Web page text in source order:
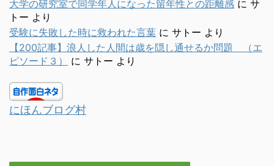
大学の研究室で同学年人になった留年性との距離感 に サ
トー より
受験に失敗した時に救われた言葉 に サトー より
【200記事】浪人した人間は歳を隠し通せるか問題 （エ
ピソード３）
に サトー より
にほんブログ村